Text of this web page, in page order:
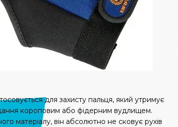
для захисту пальця, який утримує
короповим або фідерним вудлищем.
матеріалу, він абсолютно не сковує рухів